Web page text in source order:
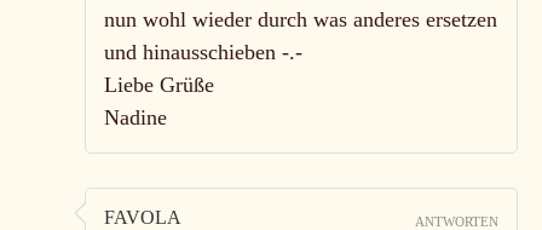
nun wohl wieder durch was anderes ersetzen
und hinausschieben -.-
Liebe Grüße
Nadine
FAVOLA ANTWORTEN